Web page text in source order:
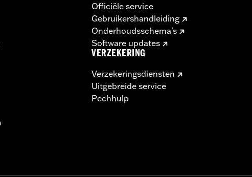
Officiële service
Gebruikershandleiding
Onderhoudsschema's
Software updates
VERZEKERING
Verzekeringsdiensten
Uitgebreide service
Pechhulp